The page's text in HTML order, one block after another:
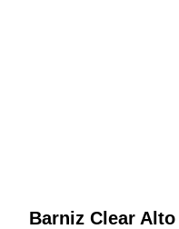
Barniz Clear Alto